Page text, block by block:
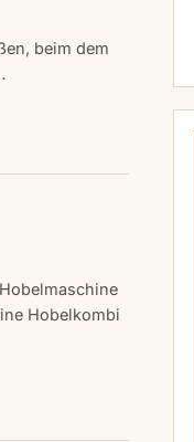
beim dem
Hobelkombi